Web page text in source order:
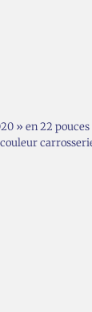
» en 22 pouces